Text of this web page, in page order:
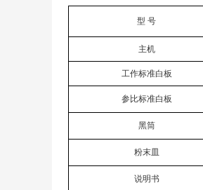
型 号
主机
工作标准白板
参比标准白板
黑筒
粉末皿
说明书